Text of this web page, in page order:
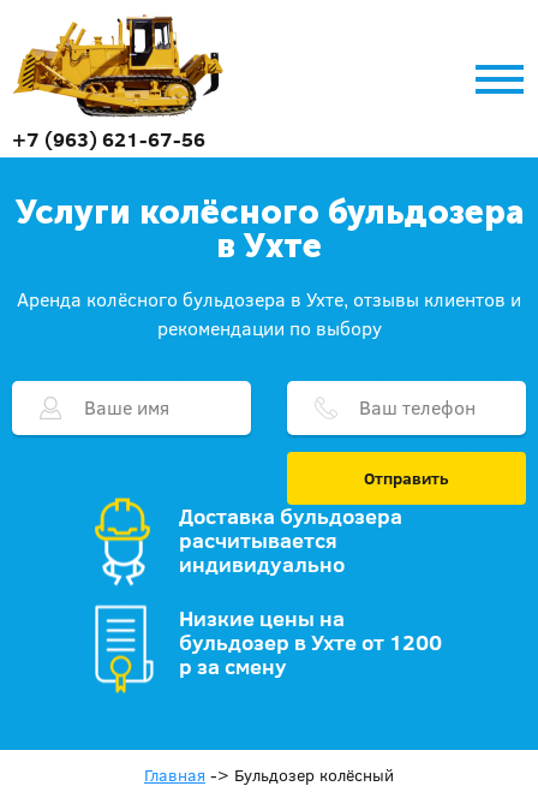
+7 (963) 621-67-56
Услуги колёсного бульдозера
в Ухте
Аренда колёсного бульдозера в Ухте, отзывы клиентов и
рекомендации по выбору
Отправить
Доставка бульдозера
расчитывается
индивидуально
Низкие цены на
бульдозер в Ухте от 1200
р за смену
Главная -> Бульдозер колёсный